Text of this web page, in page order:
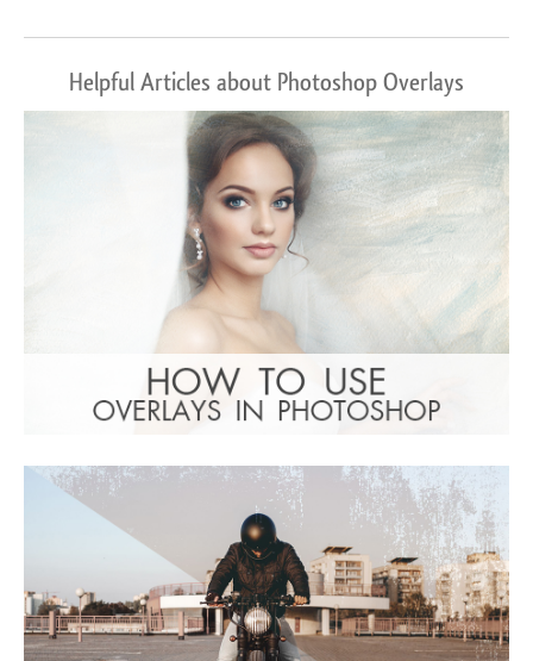
Helpful Articles about Photoshop Overlays